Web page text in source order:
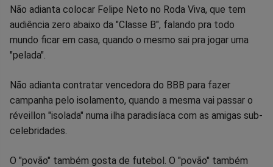
Não adianta colocar Felipe Neto no Roda Viva, que tem
audiência zero abaixo da "Classe B", falando pra todo
mundo ficar em casa, quando o mesmo sai pra jogar uma
"pelada".
Não adianta contratar vencedora do BBB para fazer
campanha pelo isolamento, quando a mesma vai passar o
réveillon "isolada" numa ilha paradisíaca com as amigas sub-
celebridades.
O "povão" também gosta de futebol. O "povão" também